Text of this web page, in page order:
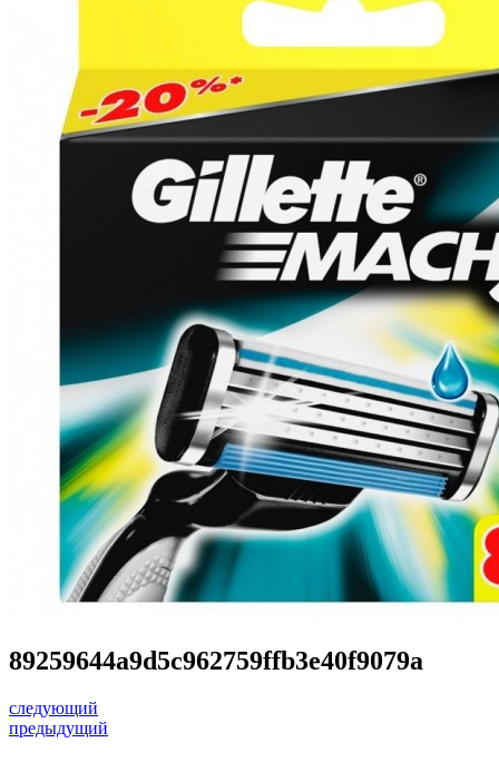
89259644a9d5c962759ffb3e40f9079a
следующий
предыдущий